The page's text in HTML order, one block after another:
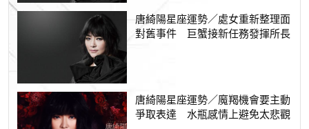
唐綺陽星座運勢／處女重新整理面
對舊事件 巨蟹接新任務發揮所長
唐綺陽星座運勢／魔羯機會要主動
爭取表達 水瓶感情上避免太悲觀